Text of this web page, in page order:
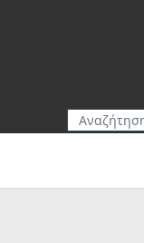
Αναζήτηση